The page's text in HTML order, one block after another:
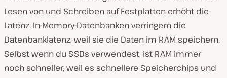
Lesen von und Schreiben auf Festplatten erhöht die
Latenz. In-Memory-Datenbanken verringern die
Datenbanklatenz, weil sie die Daten im RAM speichern.
Selbst wenn du SSDs verwendest, ist RAM immer
noch schneller, weil es schnellere Speicherchips und